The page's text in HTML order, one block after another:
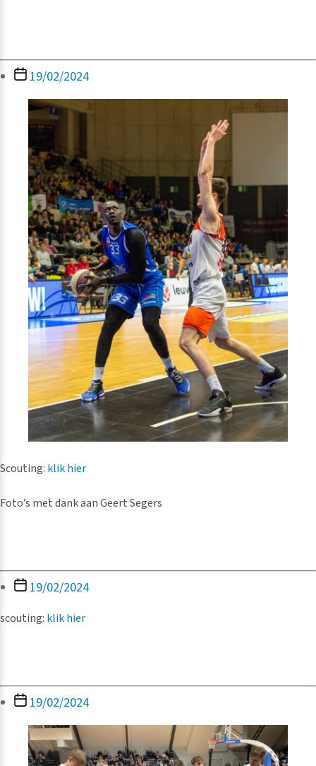
Berichtdatum
19/02/2024
Scouting: klik hier
Foto’s met dank aan Geert Segers
Berichtdatum
19/02/2024
scouting: klik hier
Berichtdatum
19/02/2024